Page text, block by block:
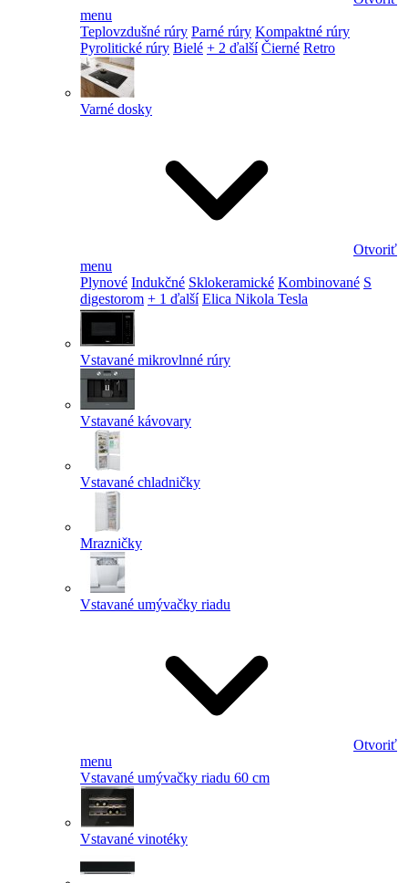
menu
Teplovzdušné rúry Parné rúry Kompaktné rúry
Pyrolitické rúry Bielé + 2 ďalší Čierné Retro
Varné dosky
Otvoriť
menu
Plynové Indukčné Sklokeramické Kombinované S
digestorom + 1 ďalší Elica Nikola Tesla
Vstavané mikrovlnné rúry
Vstavané kávovary
Vstavané chladničky
Mrazničky
Vstavané umývačky riadu
Otvoriť
menu
Vstavané umývačky riadu 60 cm
Vstavané vinotéky